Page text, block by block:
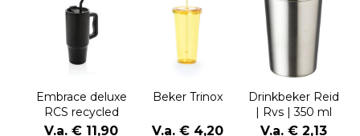
Embrace deluxe
RCS recycled
RVS drinkbeker
V.a. € 11,90
Beker Trinox
V.a. € 4,20
Drinkbeker Reid
| Rvs | 350 ml
V.a. € 2,13